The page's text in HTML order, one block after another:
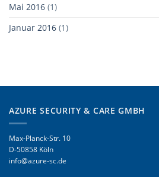
Mai 2016 (1)
Januar 2016 (1)
AZURE SECURITY & CARE GMBH
Max-Planck-Str. 10
D-50858 Köln
info@azure-sc.de